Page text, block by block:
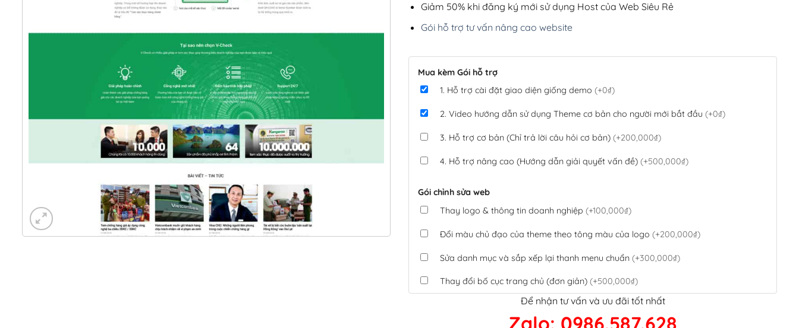
Giảm 50% khi đăng ký mới sử dụng Host của Web Siêu Rẻ
Gói hỗ trợ tư vấn nâng cao website
Mua kèm Gói hỗ trợ
1. Hỗ trợ cài đặt giao diện giống demo (+0₫)
2. Video hướng dẫn sử dụng Theme cơ bản cho người mới bắt đầu (+0₫)
3. Hỗ trợ cơ bản (Chỉ trả lời câu hỏi cơ bản) (+200,000₫)
4. Hỗ trợ nâng cao (Hướng dẫn giải quyết vấn đề) (+500,000₫)
Gói chỉnh sửa web
Thay logo & thông tin doanh nghiệp (+100,000₫)
Đổi màu chủ đạo của theme theo tông màu của logo (+200,000₫)
Sửa danh mục và sắp xếp lại thanh menu chuẩn (+300,000₫)
Thay đổi bố cục trang chủ (đơn giản) (+500,000₫)
Tích hợp thanh toán QR Code ngân hàng(+100,000₫)
Để nhận tư vấn và ưu đãi tốt nhất
Zalo: 0986.587.628